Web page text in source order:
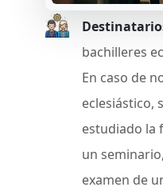
bachilleres
En caso de
eclesiástico,
estudiado la
un
examen de